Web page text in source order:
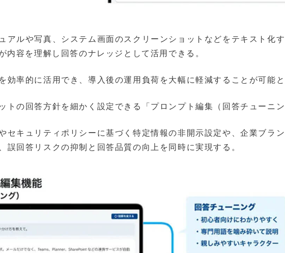
アルや写真、システム画面のスクリーンショットなどをテキスト化
内容を理解し回答のナレッジとして活用できる。
効率的に活用でき、導入後の運用負荷を大幅に軽減することが可能と
トの回答方針を細かく設定できる「プロンプト編集（回答チューニン
セキュリティポリシーに基づく特定情報の非開示設定や、企業ブラ
誤回答リスクの抑制と回答品質の向上を同時に実現する。